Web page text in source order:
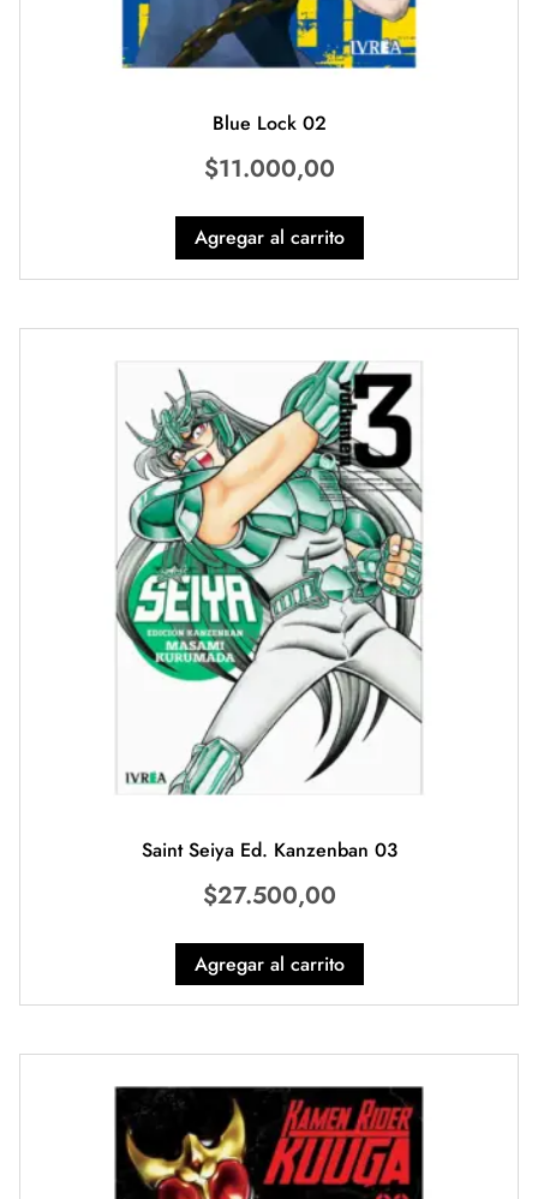
Blue Lock 02
$11.000,00
Agregar al carrito
Saint Seiya Ed. Kanzenban 03
$27.500,00
Agregar al carrito